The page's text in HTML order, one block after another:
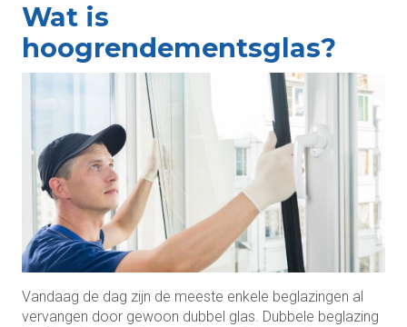
Wat is
hoogrendementsglas?
Vandaag de dag zijn de meeste enkele beglazingen al
vervangen door gewoon dubbel glas. Dubbele beglazing